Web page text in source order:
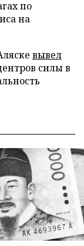
по
на
вывел
силы в